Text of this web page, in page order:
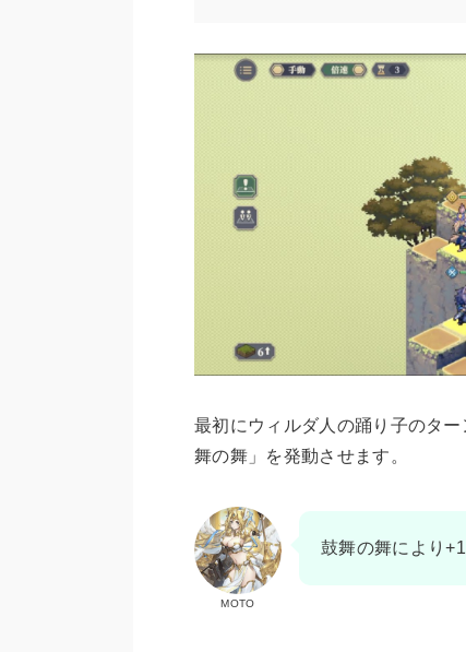
最初にウィルダ人の踊り子のタ
舞の舞」を発動させます。
MOTO
鼓舞の舞により